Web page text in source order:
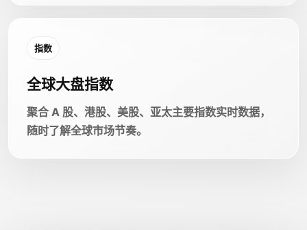
指数
全球大盘指数
聚合 A 股、港股、美股、亚太主要指数实时数据，
随时了解全球市场节奏。